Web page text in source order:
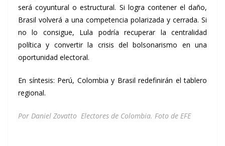
será coyuntural o estructural. Si logra contener el daño,
Brasil volverá a una competencia polarizada y cerrada. Si
no lo consigue, Lula podría recuperar la centralidad
política y convertir la crisis del bolsonarismo en una
oportunidad electoral.
En síntesis: Perú, Colombia y Brasil redefinirán el tablero
regional.
Por Daniel Zovatto Electores de Colombia. Foto de EFE